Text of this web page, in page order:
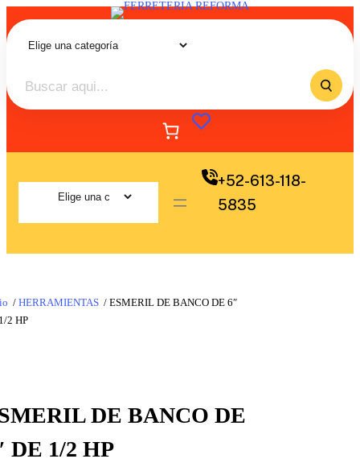
+52-613-118-
5835
/ HERRAMIENTAS / ESMERIL DE BANCO DE 6″
2 HP
DE BANCO DE
DE 1/2 HP